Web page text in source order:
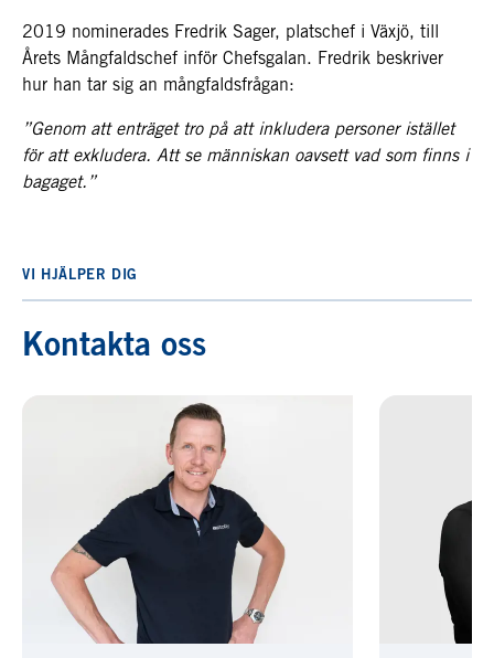
2019 nominerades Fredrik Sager, platschef i Växjö, till
Årets Mångfaldschef inför Chefsgalan. Fredrik beskriver
hur han tar sig an mångfaldsfrågan:
”Genom att enträget tro på att inkludera personer istället
för att exkludera. Att se människan oavsett vad som finns i
bagaget.”
VI HJÄLPER DIG
Kontakta oss